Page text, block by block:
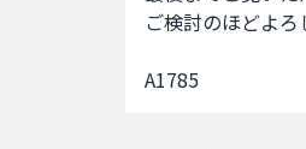
ご検討のほどよろ
A1785